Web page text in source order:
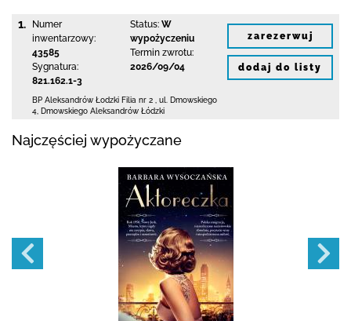
1.
Numer
inwentarzowy:
43585
Sygnatura:
821.162.1-3
Status: W
wypożyczeniu
Termin zwrotu:
2026/09/04
BP Aleksandrów Łodzki Filia nr 2
ul. Dmowskiego
4 Dmowskiego Aleksandrów Łódzki
zarezerwuj
dodaj do listy
Najczęściej wypożyczane